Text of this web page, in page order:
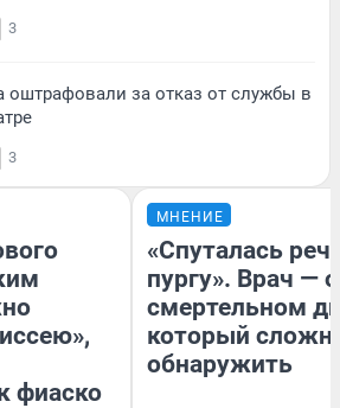
3
оштрафовали за отказ от службы в
3
фиаско
МНЕНИЕ
«Спуталась
пургу». Врач — о
смертельном
который
обнаружить